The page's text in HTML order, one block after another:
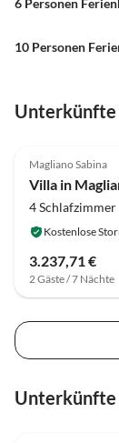
10 Personen
Unterkünfte
Magliano Sabina
4 Schlafzimmer
Kostenlose
3.237,71 €
2 Gäste / 7 Nächte
Unterkünfte